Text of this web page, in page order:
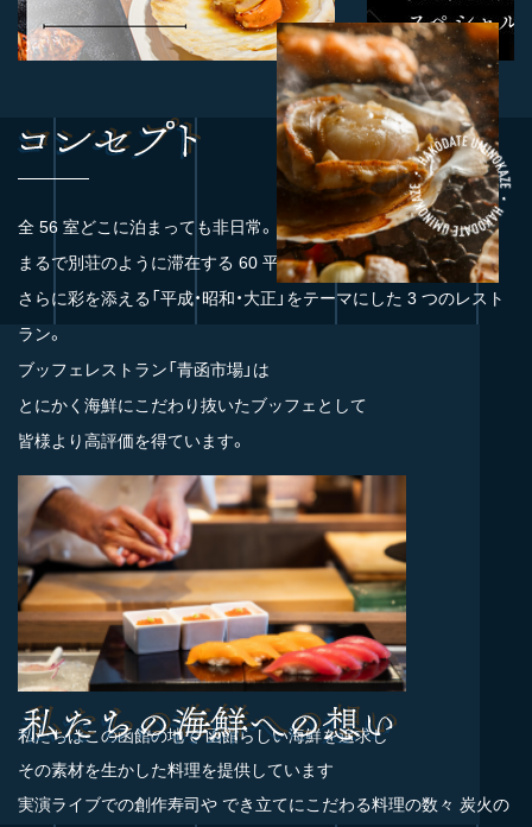
全 56 室どこに泊まっても非日常。
まるで別荘のように滞在する 60 平米の客室。
さらに彩を添える「平成・昭和・大正」をテーマにした 3 つのレスト
ラン。
ブッフェレストラン「青函市場」は
とにかく海鮮にこだわり抜いたブッフェとして
皆様より高評価を得ています。
私たちはこの函館の地で函館らしい海鮮を追求し
その素材を生かした料理を提供しています
実演ライブでの創作寿司や でき立てにこだわる料理の数々 炭火の